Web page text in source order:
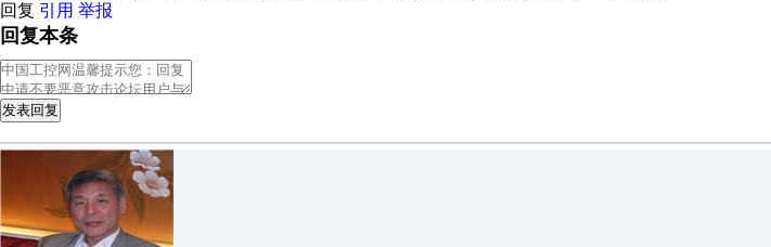
回复 引用 举报
回复本条
发表回复